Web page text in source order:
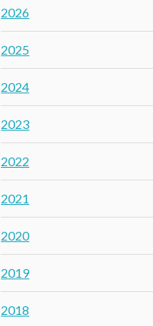
2026
2025
2024
2023
2022
2021
2020
2019
2018